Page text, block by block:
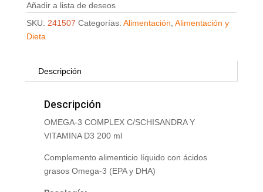
Añadir a lista de deseos
SKU: 241507 Categorías: Alimentación Alimentación y
Dieta
Descripción
Descripción
OMEGA-3 COMPLEX C/SCHISANDRA Y
VITAMINA D3 200 ml
Complemento alimenticio líquido con ácidos
grasos Omega-3 (EPA y DHA)